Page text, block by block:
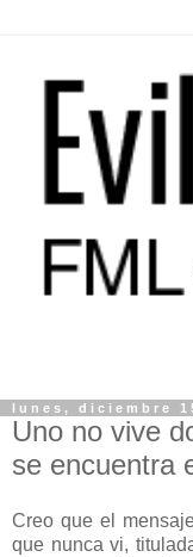
lunes, diciembre
Uno no vive
se encuentra
Creo que el
que nunca vi,